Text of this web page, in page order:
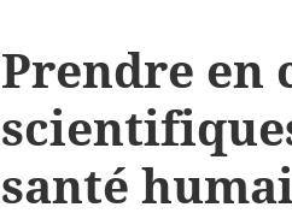
Prendre en
santé